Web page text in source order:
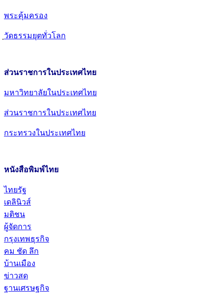
พระคุ้มครอง
วัดธรรมยุตทั่วโลก
ส่วนราชการในประเทศไทย
มหาวิทยาลัยในประเทศไทย
ส่วนราชการในประเทศไทย
กระทรวงในประเทศไทย
หนังสือพิมพ์ไทย
ไทยรัฐ
เดลินิวส์
มติชน
ผู้จัดการ
กรุงเทพธุรกิจ
คม ชัด ลึก
บ้านเมือง
ข่าวสด
ฐานเศรษฐกิจ